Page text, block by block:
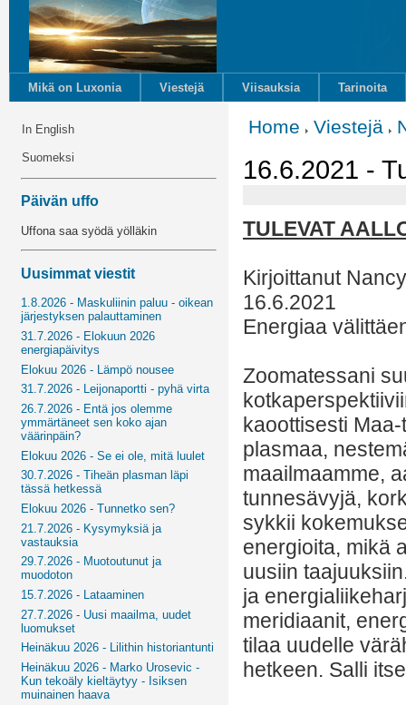
Mikä on Luxonia Viestejä Viisauksia Tarinoita
In English
Suomeksi
Päivän uffo
Uffona saa syödä yölläkin
Uusimmat viestit
1.8.2026 - Maskuliinin paluu - oikean
järjestyksen palauttaminen
31.7.2026 - Elokuun 2026
energiapäivitys
Elokuu 2026 - Lämpö nousee
31.7.2026 - Leijonaportti - pyhä virta
26.7.2026 - Entä jos olemme
ymmärtäneet sen koko ajan
väärinpäin?
Elokuu 2026 - Se ei ole, mitä luulet
30.7.2026 - Tiheän plasman läpi
tässä hetkessä
Elokuu 2026 - Tunnetko sen?
21.7.2026 - Kysymyksiä ja
vastauksia
29.7.2026 - Muotoutunut ja
muodoton
15.7.2026 - Lataaminen
27.7.2026 - Uusi maailma, uudet
luomukset
Heinäkuu 2026 - Lilithin historiantunti
Heinäkuu 2026 - Marko Urosevic -
Kun tekoäly kieltäytyy - Isiksen
muinainen haava
Home Viestejä
16.6.2021 -
TULEVAT
Kirjoittanut
16.6.2021
Energiaa
Zoomatessani
kaoottisesti
plasmaa,
maailmaamme,
tunnesävyjä,
sykkii
energioita, mikä
uusiin
ja
meridiaanit,
tilaa uudelle
hetkeen. Salli